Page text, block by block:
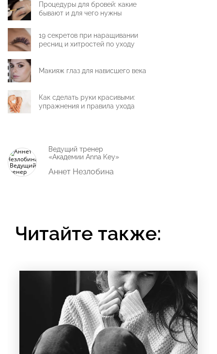
Процедуры для бровей: какие
бывают и для чего нужны
19 секретов при наращивании
ресниц и хитростей по уходу
Макияж глаз для нависшего века
Как сделать руки красивыми:
упражнения и правила ухода
Ведущий тренер
«Академии Anna Key»
Аннет Незлобина
Читайте также: